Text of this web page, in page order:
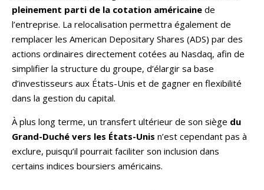
pleinement parti de la cotation américaine de
l’entreprise. La relocalisation permettra également de
remplacer les American Depositary Shares (ADS) par des
actions ordinaires directement cotées au Nasdaq, afin de
simplifier la structure du groupe, d’élargir sa base
d’investisseurs aux États-Unis et de gagner en flexibilité
dans la gestion du capital.
À plus long terme, un transfert ultérieur de son siège du
Grand-Duché vers les États-Unis n’est cependant pas à
exclure, puisqu’il pourrait faciliter son inclusion dans
certains indices boursiers américains.